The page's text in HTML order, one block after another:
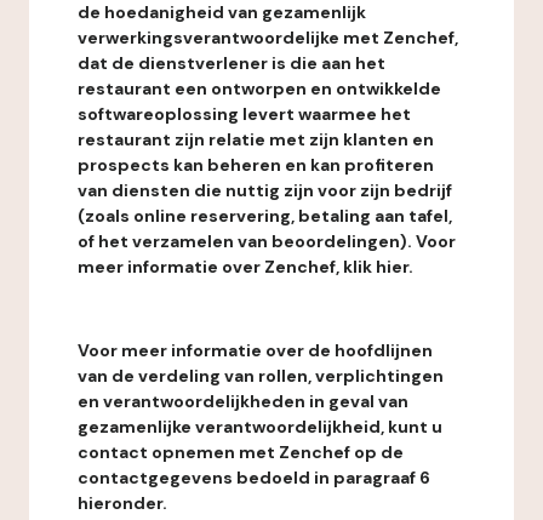
de hoedanigheid van gezamenlijk
verwerkingsverantwoordelijke met Zenchef,
dat de dienstverlener is die aan het
restaurant een ontworpen en ontwikkelde
softwareoplossing levert waarmee het
restaurant zijn relatie met zijn klanten en
prospects kan beheren en kan profiteren
van diensten die nuttig zijn voor zijn bedrijf
(zoals online reservering, betaling aan tafel,
of het verzamelen van beoordelingen). Voor
meer informatie over Zenchef, klik hier.
Voor meer informatie over de hoofdlijnen
van de verdeling van rollen, verplichtingen
en verantwoordelijkheden in geval van
gezamenlijke verantwoordelijkheid, kunt u
contact opnemen met Zenchef op de
contactgegevens bedoeld in paragraaf 6
hieronder.